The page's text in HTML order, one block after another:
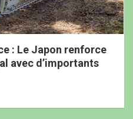
: Le Japon renforce
avec d’importants